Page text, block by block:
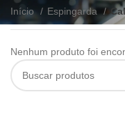
Início Espingarda
Nenhum produto foi